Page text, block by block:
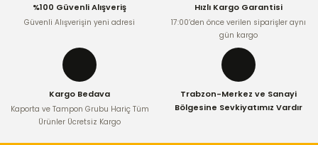
Ürün fiyatı diğer sitelerden daha pahalı.
Bu ürüne benzer farklı alternatifler olmalı.
%100 Güvenli Alışveriş
Güvenli Alışverişin yeni adresi
Hızlı Kargo Garantisi
17:00’den önce verilen siparişler aynı
gün kargo
Kargo Bedava
Kaporta ve Tampon Grubu Hariç Tüm
Ürünler Ücretsiz Kargo
Trabzon-Merkez ve Sanayi
Bölgesine Sevkiyatımız Vardır